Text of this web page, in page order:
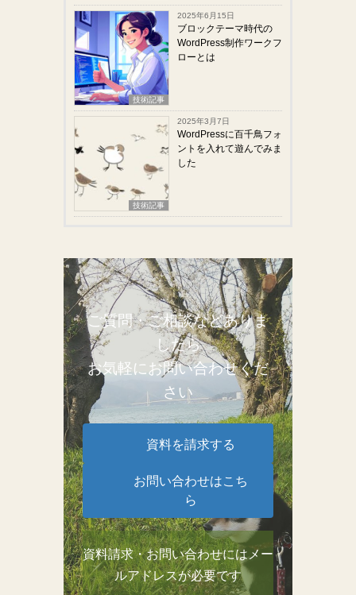
技術記事
2025年6月15日
ブロックテーマ時代の
WordPress制作ワークフ
ローとは
技術記事
2025年3月7日
WordPressに百千鳥フォ
ントを入れて遊んでみま
した
ご質問・ご相談などありま
したら
お気軽にお問い合わせくだ
さい
資料を請求する
お問い合わせはこち
ら
資料請求・お問い合わせにはメー
ルアドレスが必要です